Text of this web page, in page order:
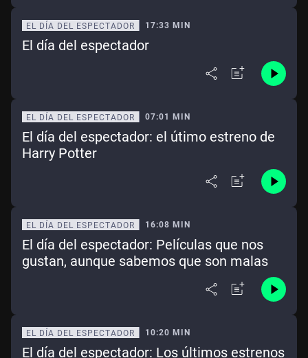
EL DÍA DEL ESPECTADOR 17:33 MIN
El día del espectador
EL DÍA DEL ESPECTADOR 07:01 MIN
El día del espectador: el útimo estreno de
Harry Potter
EL DÍA DEL ESPECTADOR 16:08 MIN
El día del espectador: Películas que nos
gustan, aunque sabemos que son malas
EL DÍA DEL ESPECTADOR 10:20 MIN
El día del espectador: Los últimos estrenos